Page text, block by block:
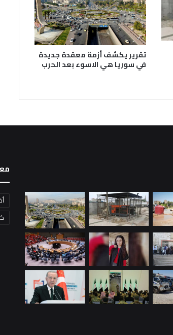
تقرير يكشف أزمة معقدة جديدة
في سوريا هي الاسوء بعد الحرب